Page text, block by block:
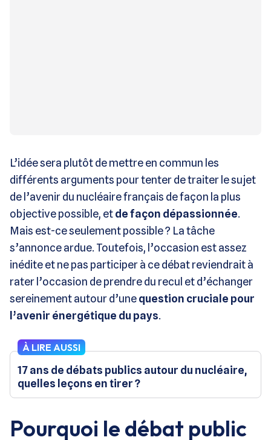
L’idée sera plutôt de mettre en commun les
différents arguments pour tenter de traiter le sujet
de l’avenir du nucléaire français de façon la plus
objective possible, etde façon dépassionnée.
Mais est-ce seulement possible ? La tâche
s’annonce ardue. Toutefois, l’occasion est assez
inédite et ne pas participer à ce débat reviendrait à
rater l’occasion de prendre du recul et d’échanger
sereinement autour d’unequestion cruciale pour
l’avenir énergétique du pays.
À LIRE AUSSI
17 ans de débats publics autour du nucléaire,
quelles leçons en tirer ?
Pourquoi le débat public